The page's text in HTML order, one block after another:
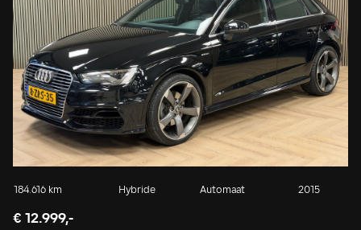
184.616 km Hybride Automaat 2015
€ 12.999,-